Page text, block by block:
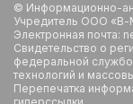
© Информационно-
Учредитель ООО «В-
Электронная почта:
Свидетельство о
федеральной
технологий и
Перепечатка